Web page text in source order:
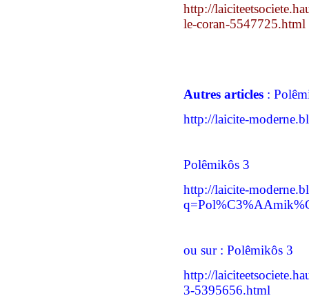
http://
le-coran-5547725.html
Autres articles :
http://laicite-
Polêmikôs 3
http://laicite-
ou sur : Polêmikôs 3
http://
3-5395656.html